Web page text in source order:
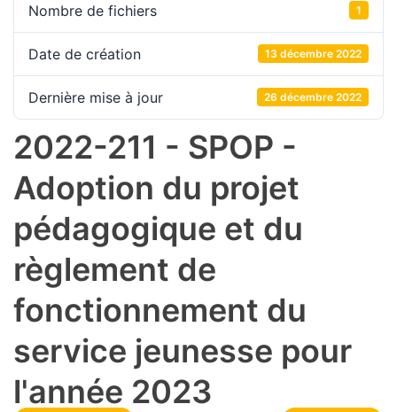
Nombre de fichiers 1
Date de création 13 décembre 2022
Dernière mise à jour 26 décembre 2022
2022-211 - SPOP -
Adoption du projet
pédagogique et du
règlement de
fonctionnement du
service jeunesse pour
l'année 2023